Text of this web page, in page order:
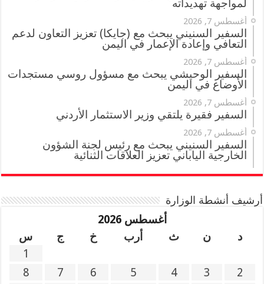
لمواجهة تهديداته
أغسطس 7, 2026
السفير السنيني يبحث مع (جايكا) تعزيز التعاون لدعم
التعافي وإعادة الإعمار في اليمن
أغسطس 7, 2026
السفير الوحيشي يبحث مع مسؤول روسي مستجدات
الأوضاع في اليمن
أغسطس 7, 2026
السفير فقيرة يلتقي وزير الاستثمار الأردني
أغسطس 7, 2026
السفير السنيني يبحث مع رئيس لجنة الشؤون
الخارجية الياباني تعزيز العلاقات الثنائية
أرشيف أنشطة الوزارة
أغسطس 2026
د
ن ث أرب خ ج
س
1
2
3
4
5
6
7
8